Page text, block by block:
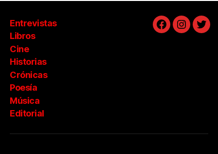
Entrevistas
Libros
Cine
Historias
Crónicas
Poesía
Música
Editorial
Facebook